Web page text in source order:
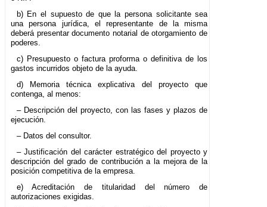
b) En el supuesto de que la persona solicitante sea
una persona jurídica, el representante de la misma
deberá presentar documento notarial de otorgamiento de
poderes.
c) Presupuesto o factura proforma o definitiva de los
gastos incurridos objeto de la ayuda.
d) Memoria técnica explicativa del proyecto que
contenga, al menos:
– Descripción del proyecto, con las fases y plazos de
ejecución.
– Datos del consultor.
– Justificación del carácter estratégico del proyecto y
descripción del grado de contribución a la mejora de la
posición competitiva de la empresa.
e) Acreditación de titularidad del número de
autorizaciones exigidas.